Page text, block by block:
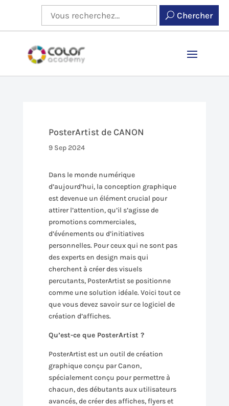
Chercher
PosterArtist de CANON
9 Sep 2024
Dans le monde numérique
d’aujourd’hui, la conception graphique
est devenue un élément crucial pour
attirer l’attention, qu’il s’agisse de
promotions commerciales,
d’événements ou d’initiatives
personnelles. Pour ceux qui ne sont pas
des experts en design mais qui
cherchent à créer des visuels
percutants, PosterArtist se positionne
comme une solution idéale. Voici tout ce
que vous devez savoir sur ce logiciel de
création d’affiches.
Qu’est-ce que PosterArtist ?
PosterArtist est un outil de création
graphique conçu par Canon,
spécialement conçu pour permettre à
chacun, des débutants aux utilisateurs
avancés, de créer des affiches, flyers et